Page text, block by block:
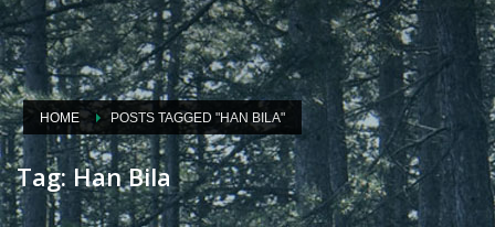
HOME POSTS TAGGED "HAN BILA"
Tag: Han Bila